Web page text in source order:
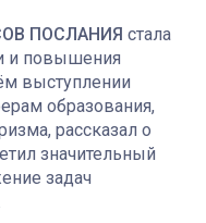
ПОСЛАНИЯ стала
и повышения
выступлении
образования,
рассказал о
значительный
задач